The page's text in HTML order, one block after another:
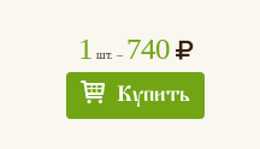
1 шт. – 740
Купить